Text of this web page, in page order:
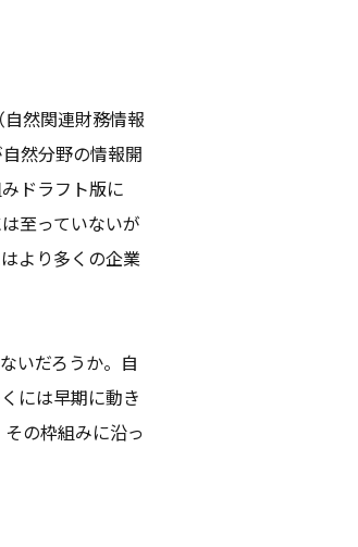
然関連財務情報
然分野の情報開
ドラフト版に
至っていないが
より多くの企業
いだろうか。自
には早期に動き
の枠組みに沿っ